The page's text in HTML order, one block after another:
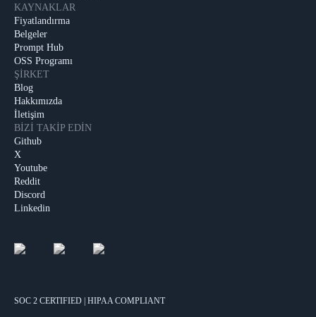
KAYNAKLAR
Fiyatlandırma
Belgeler
Prompt Hub
OSS Programı
ŞIRKET
Blog
Hakkımızda
İletişim
BIZI TAKIP EDIN
Github
X
Youtube
Reddit
Discord
Linkedin
SOC 2 CERTIFIED | HIPAA COMPLIANT